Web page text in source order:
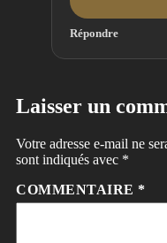
Répondre
Laisser un
Votre adresse e-mail ne
sont indiqués avec *
COMMENTAIRE *